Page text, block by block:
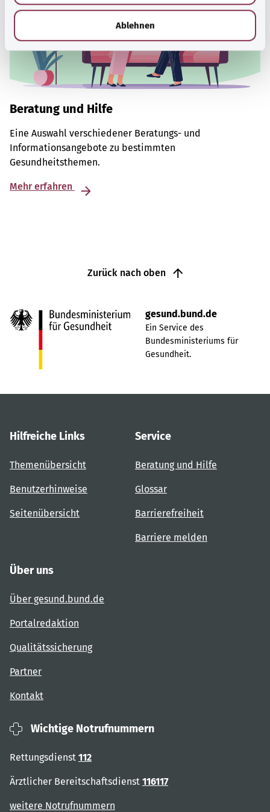
Ablehnen
Beratung und Hilfe
Eine Auswahl verschiedener Beratungs- und
Informationsangebote zu bestimmten
Gesundheitsthemen.
Mehr erfahren
Zurück nach oben
gesund.bund.de
Ein Service des
Bundesministeriums für
Gesundheit.
Hilfreiche Links
Themenübersicht
Benutzerhinweise
Seitenübersicht
Service
Beratung und Hilfe
Glossar
Barrierefreiheit
Barriere melden
Über uns
Über gesund.bund.de
Portalredaktion
Qualitätssicherung
Partner
Kontakt
Wichtige Notrufnummern
Rettungsdienst 112
Ärztlicher Bereitschaftsdienst 116117
weitere Notrufnummern